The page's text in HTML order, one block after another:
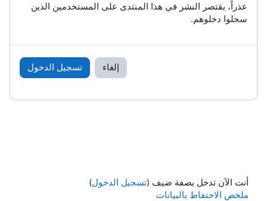
عذراً، يقتصر النشر في هذا المنتدى على المستخدمين الذين
سجلوا دخلوهم.
إلغاء تسجيل الدخول
أنت الآن تدخل بصفة ضيف (تسجيل الدخول)
ملخص الاحتفاظ بالبيانات